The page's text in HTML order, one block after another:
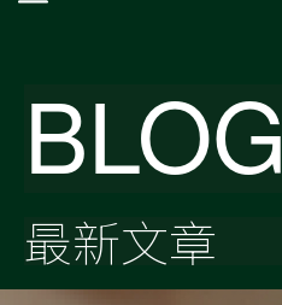
BLOG
最新文章